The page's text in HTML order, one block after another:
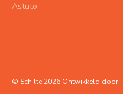
Astuto
© Schilte 2026 Ontwikkeld door